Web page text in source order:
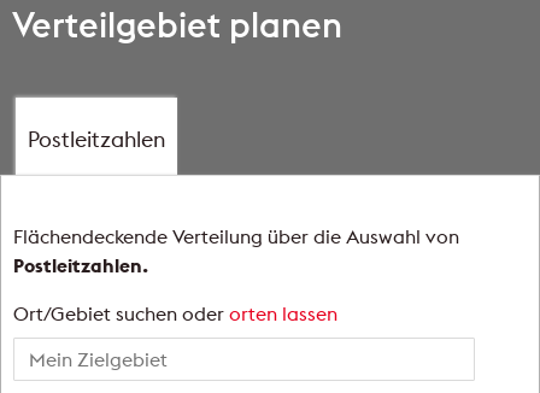
Verteilgebiet planen
Postleitzahlen
Flächendeckende Verteilung über die Auswahl von
Postleitzahlen.
Ort/Gebiet suchen oder orten lassen